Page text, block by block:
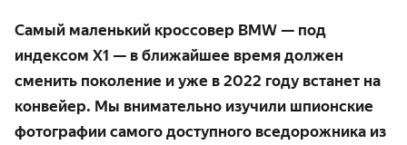
Самый маленький кроссовер BMW — под
индексом X1 — в ближайшее время должен
сменить поколение и уже в 2022 году встанет на
конвейер. Мы внима­тельно изучили шпионские
фото­графии самого доступного вседорожника из